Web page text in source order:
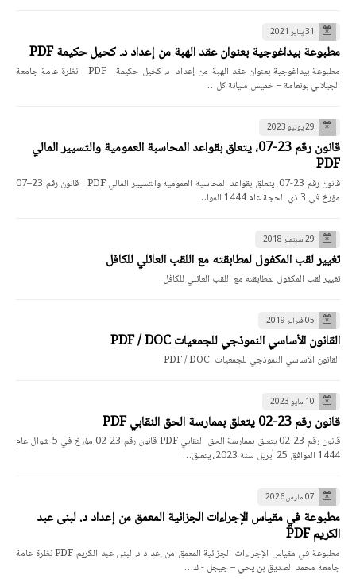
31 يناير 2021
مطبوعة بيداغوجية بعنوان عقد الهبة من إعداد د. كحيل حكيمة PDF
مطبوعة بيداغوجية بعنوان عقد الهبة من إعداد د. كحيل حكيمة PDF نظرة عامة جامعة
الجيلالي بونعامة – خميس مليانة كل…
29 يونيو 2023
قانون رقم 23-07، يتعلق بقواعد المحاسبة العمومية والتسيير المالي
PDF
قانون رقم 23-07، يتعلق بقواعد المحاسبة العمومية والتسيير المالي PDF قانون رقم 23–07
مؤرخ في 3 ذي الحجة عام 1444 الموا…
29 سبتمبر 2018
تغيير لقب المكفول لمطابقته مع اللقب العائلي للكافل
تغيير لقب المكفول لمطابقته مع اللقب العائلي للكافل
05 فبراير 2019
القانون الأساسي النموذجي للجمعيات PDF / DOC
القانون الأساسي النموذجي للجمعيات PDF / DOC
10 مايو 2023
قانون رقم 23-02 يتعلق بممارسة الحق النقابي PDF
قانون رقم 23-02 يتعلق بممارسة الحق النقابي PDF قانون رقم 23-02 مؤرخ في 5 شوال عام
1444 الموافق 25 أبريل سنة 2023، يتعلق…
07 مارس 2026
مطبوعة في مقياس الإجراءات الجزائية المعمق من إعداد د. لبنى عبد
الكريم PDF
مطبوعة في مقياس الإجراءات الجزائية المعمق من إعداد د. لبنى عبد الكريم PDF نظرة عامة
جامعة محمد الصديق بن يحي – جيجل - ك…